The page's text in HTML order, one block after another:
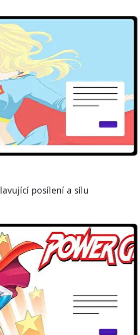
posílení a sílu